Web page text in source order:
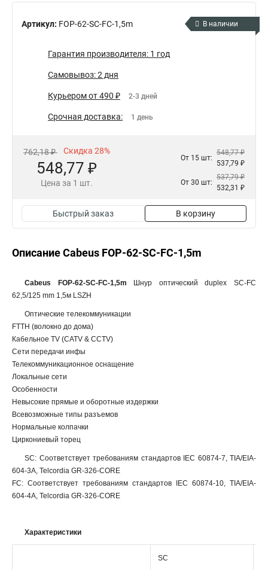
Артикул: FOP-62-SC-FC-1,5m В наличии
Гарантия производителя: 1 год
Самовывоз: 2 дня
Курьером от 490 ₽ 2-3 дней
Срочная доставка: 1 день
762,18 ₽ Скидка 28%
548,77 ₽
Цена за 1 шт.
От 15 шт:
548,77 ₽
537,79 ₽
От 30 шт:
537,79 ₽
532,31 ₽
Быстрый заказ В корзину
Описание Cabeus FOP-62-SC-FC-1,5m
Cabeus FOP-62-SC-FC-1,5m Шнур оптический duplex SC-FC
62,5/125 mm 1,5м LSZH
Оптические телекоммуникации
FTTH (волокно до дома)
Кабельное TV (CATV & CCTV)
Сети передачи инфы
Телекоммуникационное оснащение
Локальные сети
Особенности
Невысокие прямые и оборотные издержки
Всевозможные типы разъемов
Нормальные колпачки
Циркониевый торец
SC: Соответствует требованиям стандартов IEC 60874-7, TIA/EIA-
604-3A, Telcordia GR-326-CORE
FC: Соответствует требованиям стандартов IEC 60874-10, TIA/EIA-
604-4A, Telcordia GR-326-CORE
Характеристики
SC